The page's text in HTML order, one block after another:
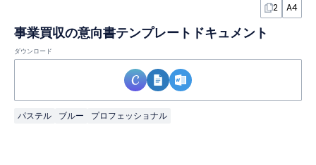
2 A4
事業買収の意向書テンプレートドキュメント
ダウンロード
パステル ブルー プロフェッショナル